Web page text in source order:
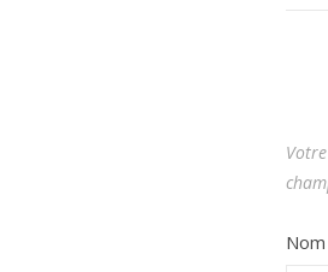
Nom